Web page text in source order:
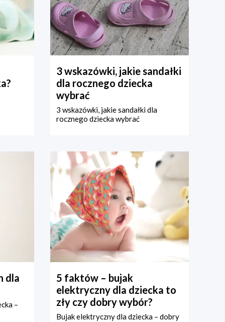
3 wskazówki, jakie sandałki
dla rocznego dziecka
wybrać
3 wskazówki, jakie sandałki dla
rocznego dziecka wybrać
dla
–
5 faktów – bujak
elektryczny dla dziecka to
zły czy dobry wybór?
Bujak elektryczny dla dziecka – dobry